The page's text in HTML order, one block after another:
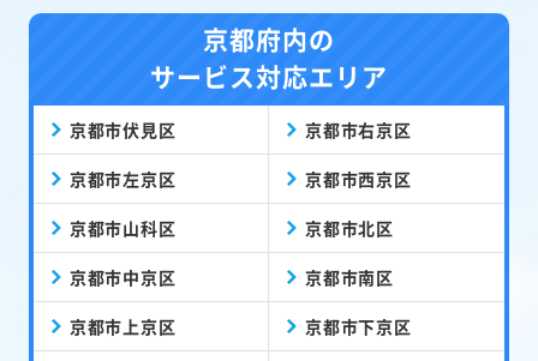
京都府内の
サービス対応エリア
京都市伏見区 京都市右京区
京都市左京区 京都市西京区
京都市山科区 京都市北区
京都市中京区 京都市南区
京都市上京区 京都市下京区